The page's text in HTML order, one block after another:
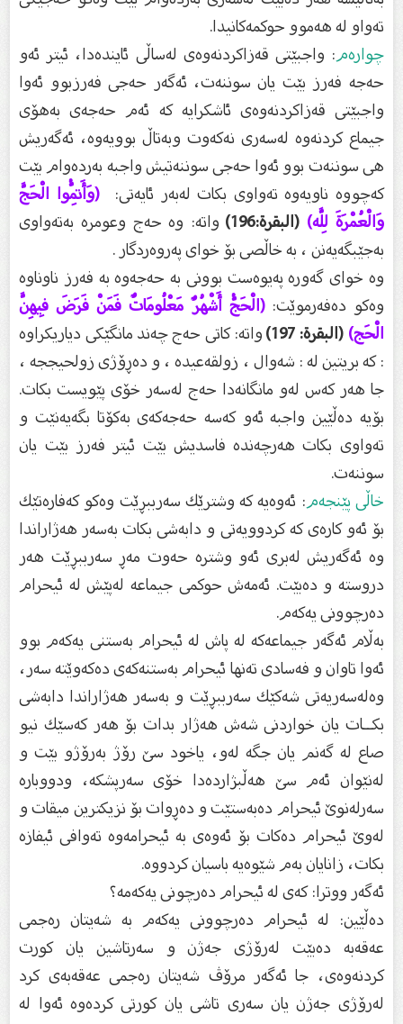
تەواو لە هەموو حوكمەكانیدا.
چوارەم: واجبێتى قەزاكردنەوەى لەساڵى ئایندەدا، ئیتر ئەو
حەجە فەرز بێت یان سوننەت، ئەگەر حەجى فەرزبوو ئەوا
واجبێتى قەزاكردنەوەى ئاشكرایە كە ئەم حەجەى بەهۆى
جیماع كردنەوە لەسەرى نەكەوت وبەتاڵ بوویەوە، ئەگەریش
هى سوننەت بوو ئەوا حەجى سوننەتیش واجبە بەردەوام بێت
كەچووە ناویەوە تەواوى بكات لەبەر ئایەتى: (وَأَتِمُّوا الْحَجَّ
وَالْعُمْرَةَ لِلَّه)(البقرة:196)
واتە: وە حەج وعومرە بەتەواوى
بەجێبگەیەنن ، بە خاڵصى بۆ خواى پەروەردگار .
وە خواى گەورە پەیوەست بوونى بە حەجەوە بە فەرز ناوناوە
وەكو دەفەرموێت: (الْحَجُّ أَشْهُرٌ مَعْلُومَاتٌ فَمَنْ فَرَضَ فِيهِنَّ
الْحَج)(البقرة: 197)
واتە: كاتى حەج چەند مانگێكى دیاریكراوە
: كە بریتین لە : شەوال ، زولقەعیدە ، و دەڕۆژى زولحیججە ،
جا هەر كەس لەو مانگانەدا حەج لەسەر خۆى پێویست بكات.
بۆیە دەڵێین واجبە ئەو كەسە حەجەكەى بەكۆتا بگەیەنێت و
تەواوى بكات هەرچەندە فاسدیش بێت ئیتر فەرز بێت یان
سوننەت.
خاڵى پێنجەم: ئەوەیە كە وشترێك سەرببڕێت وەكو كەفارەتێك
بۆ ئەو كارەى كە كردوویەتى و دابەشى بكات بەسەر هەژاراندا
وە ئەگەریش لەبرى ئەو وشترە حەوت مەڕ سەرببڕێت هەر
دروستە و دەبێت. ئەمەش حوكمى جیماعە لەپێش لە ئیحرام
دەرچوونى یەكەم.
بەڵام ئەگەر جیماعەكە لە پاش لە ئیحرام بەستنى یەكەم بوو
ئەوا تاوان و فەسادى تەنها ئیحرام بەستنەكەى دەكەوێتە سەر،
وەلەسەریەتى شەكێك سەرببڕێت و بەسەر هەژاراندا دابەشی
بكــات یان خواردنى شەش هەژار بدات بۆ هەر كەسێك نیو
صاع لە گەنم یان جگە لەو، یاخود سێ رۆژ بەرۆژو بێت و
لەنێوان ئەم سێ هەڵبژاردەدا خۆى سەرپشكە، ودووبارە
سەرلەنوێ ئیحرام دەبەستێت و دەڕوات بۆ نزیكترین میقات و
لەوێ ئیحرام دەكات بۆ ئەوەى بە ئیحرامەوە تەوافى ئیفازە
بكات، زانایان بەم شێوەیە باسیان كردووە.
ئەگەر ووترا: كەى لە ئیحرام دەرچونى یەكەمە؟
دەڵێین: لە ئیحرام دەرچوونى یەكەم بە شەیتان رەجمى
عەقەبە دەبێت لەرۆژى جەژن و سەرتاشین یان كورت
كردنەوەى، جا ئەگەر مرۆڤ شەیتان رەجمى عەقەبەى كرد
لەرۆژى جەژن یان سەرى تاشی یان كورتى كردەوە ئەوا لە